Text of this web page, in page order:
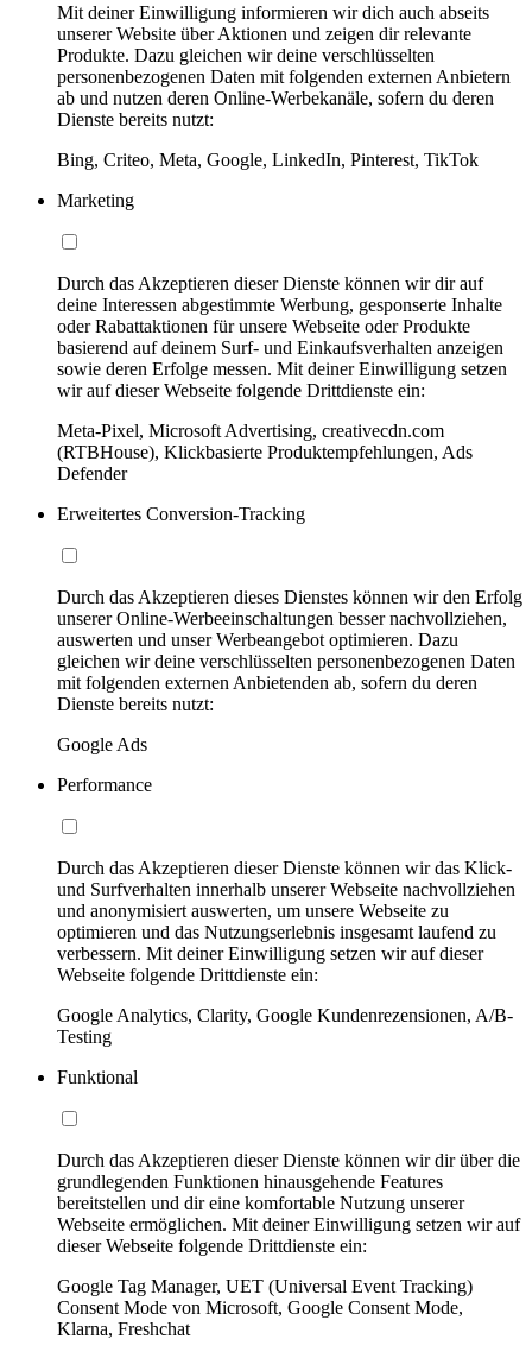
Mit deiner Einwilligung informieren wir dich auch abseits
unserer Website über Aktionen und zeigen dir relevante
Produkte. Dazu gleichen wir deine verschlüsselten
personenbezogenen Daten mit folgenden externen Anbietern
ab und nutzen deren Online-Werbekanäle, sofern du deren
Dienste bereits nutzt:
Bing, Criteo, Meta, Google, LinkedIn, Pinterest, TikTok
Marketing
Durch das Akzeptieren dieser Dienste können wir dir auf
deine Interessen abgestimmte Werbung, gesponserte Inhalte
oder Rabattaktionen für unsere Webseite oder Produkte
basierend auf deinem Surf- und Einkaufsverhalten anzeigen
sowie deren Erfolge messen. Mit deiner Einwilligung setzen
wir auf dieser Webseite folgende Drittdienste ein:
Meta-Pixel, Microsoft Advertising, creativecdn.com
(RTBHouse), Klickbasierte Produktempfehlungen, Ads
Defender
Erweitertes Conversion-Tracking
Durch das Akzeptieren dieses Dienstes können wir den Erfolg
unserer Online-Werbeeinschaltungen besser nachvollziehen,
auswerten und unser Werbeangebot optimieren. Dazu
gleichen wir deine verschlüsselten personenbezogenen Daten
mit folgenden externen Anbietenden ab, sofern du deren
Dienste bereits nutzt:
Google Ads
Performance
Durch das Akzeptieren dieser Dienste können wir das Klick-
und Surfverhalten innerhalb unserer Webseite nachvollziehen
und anonymisiert auswerten, um unsere Webseite zu
optimieren und das Nutzungserlebnis insgesamt laufend zu
verbessern. Mit deiner Einwilligung setzen wir auf dieser
Webseite folgende Drittdienste ein:
Google Analytics, Clarity, Google Kundenrezensionen, A/B-
Testing
Funktional
Durch das Akzeptieren dieser Dienste können wir dir über die
grundlegenden Funktionen hinausgehende Features
bereitstellen und dir eine komfortable Nutzung unserer
Webseite ermöglichen. Mit deiner Einwilligung setzen wir auf
dieser Webseite folgende Drittdienste ein:
Google Tag Manager, UET (Universal Event Tracking)
Consent Mode von Microsoft, Google Consent Mode,
Klarna, Freshchat